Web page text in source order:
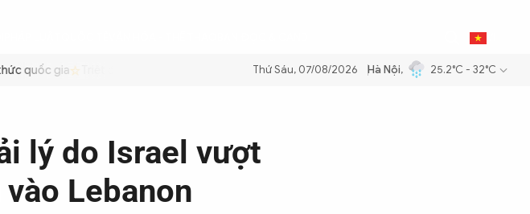
quốc gia Triệt để tiết kiệm xăng dầu để đảm bảo an ninh năng lượng quốc gia Thực hiện Nghị
Thứ Sáu, 07/08/2026 Hà Nội, 25.2°C - 32°C
lý do Israel vượt
Lebanon